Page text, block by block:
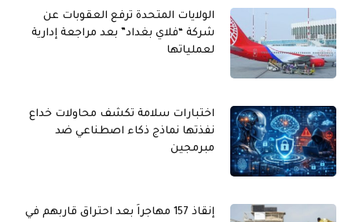
الولايات المتحدة ترفع العقوبات عن
شركة “فلاي بغداد” بعد مراجعة إدارية
لعملياتها
اختبارات سلامة تكشف محاولات خداع
نفذتها نماذج ذكاء اصطناعي ضد
مبرمجين
إنقاذ 157 مهاجراً بعد احتراق قاربهم في